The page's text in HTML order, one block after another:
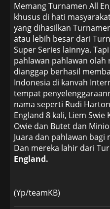
Memang Turnamen All
khusus di hati
yang dihasilkan
atau lebih besar dari
Super Series lainnya.
pahlawan pahlawan olah
dianggap berhasil
Indonesia di kanvah
tempat
nama seperti Rudi
England 8 kali, Liem
Owie dan Butet dan
Juara dan pahlawan bagi
Dan mereka lahir dari
England.
(Yp/teamKB)